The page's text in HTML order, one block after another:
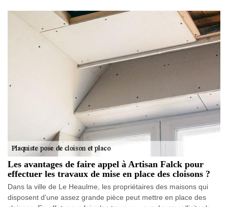
Les avantages de faire appel à Artisan Falck pour
effectuer les travaux de mise en place des cloisons ?
Dans la ville de Le Heaulme, les propriétaires des maisons qui
disposent d'une assez grande pièce peut mettre en place des